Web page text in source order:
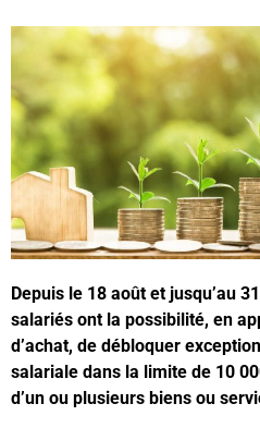
Depuis le 18 août et jusqu’au
salariés ont la possibilité, en
d’achat, de débloquer
salariale dans la limite de 10
d’un ou plusieurs biens ou